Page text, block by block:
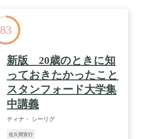
83
新版 20歳のときに知
っておきたかったこと
スタンフォード大学集
中講義
ティナ・ シーリグ
佐久間宣行